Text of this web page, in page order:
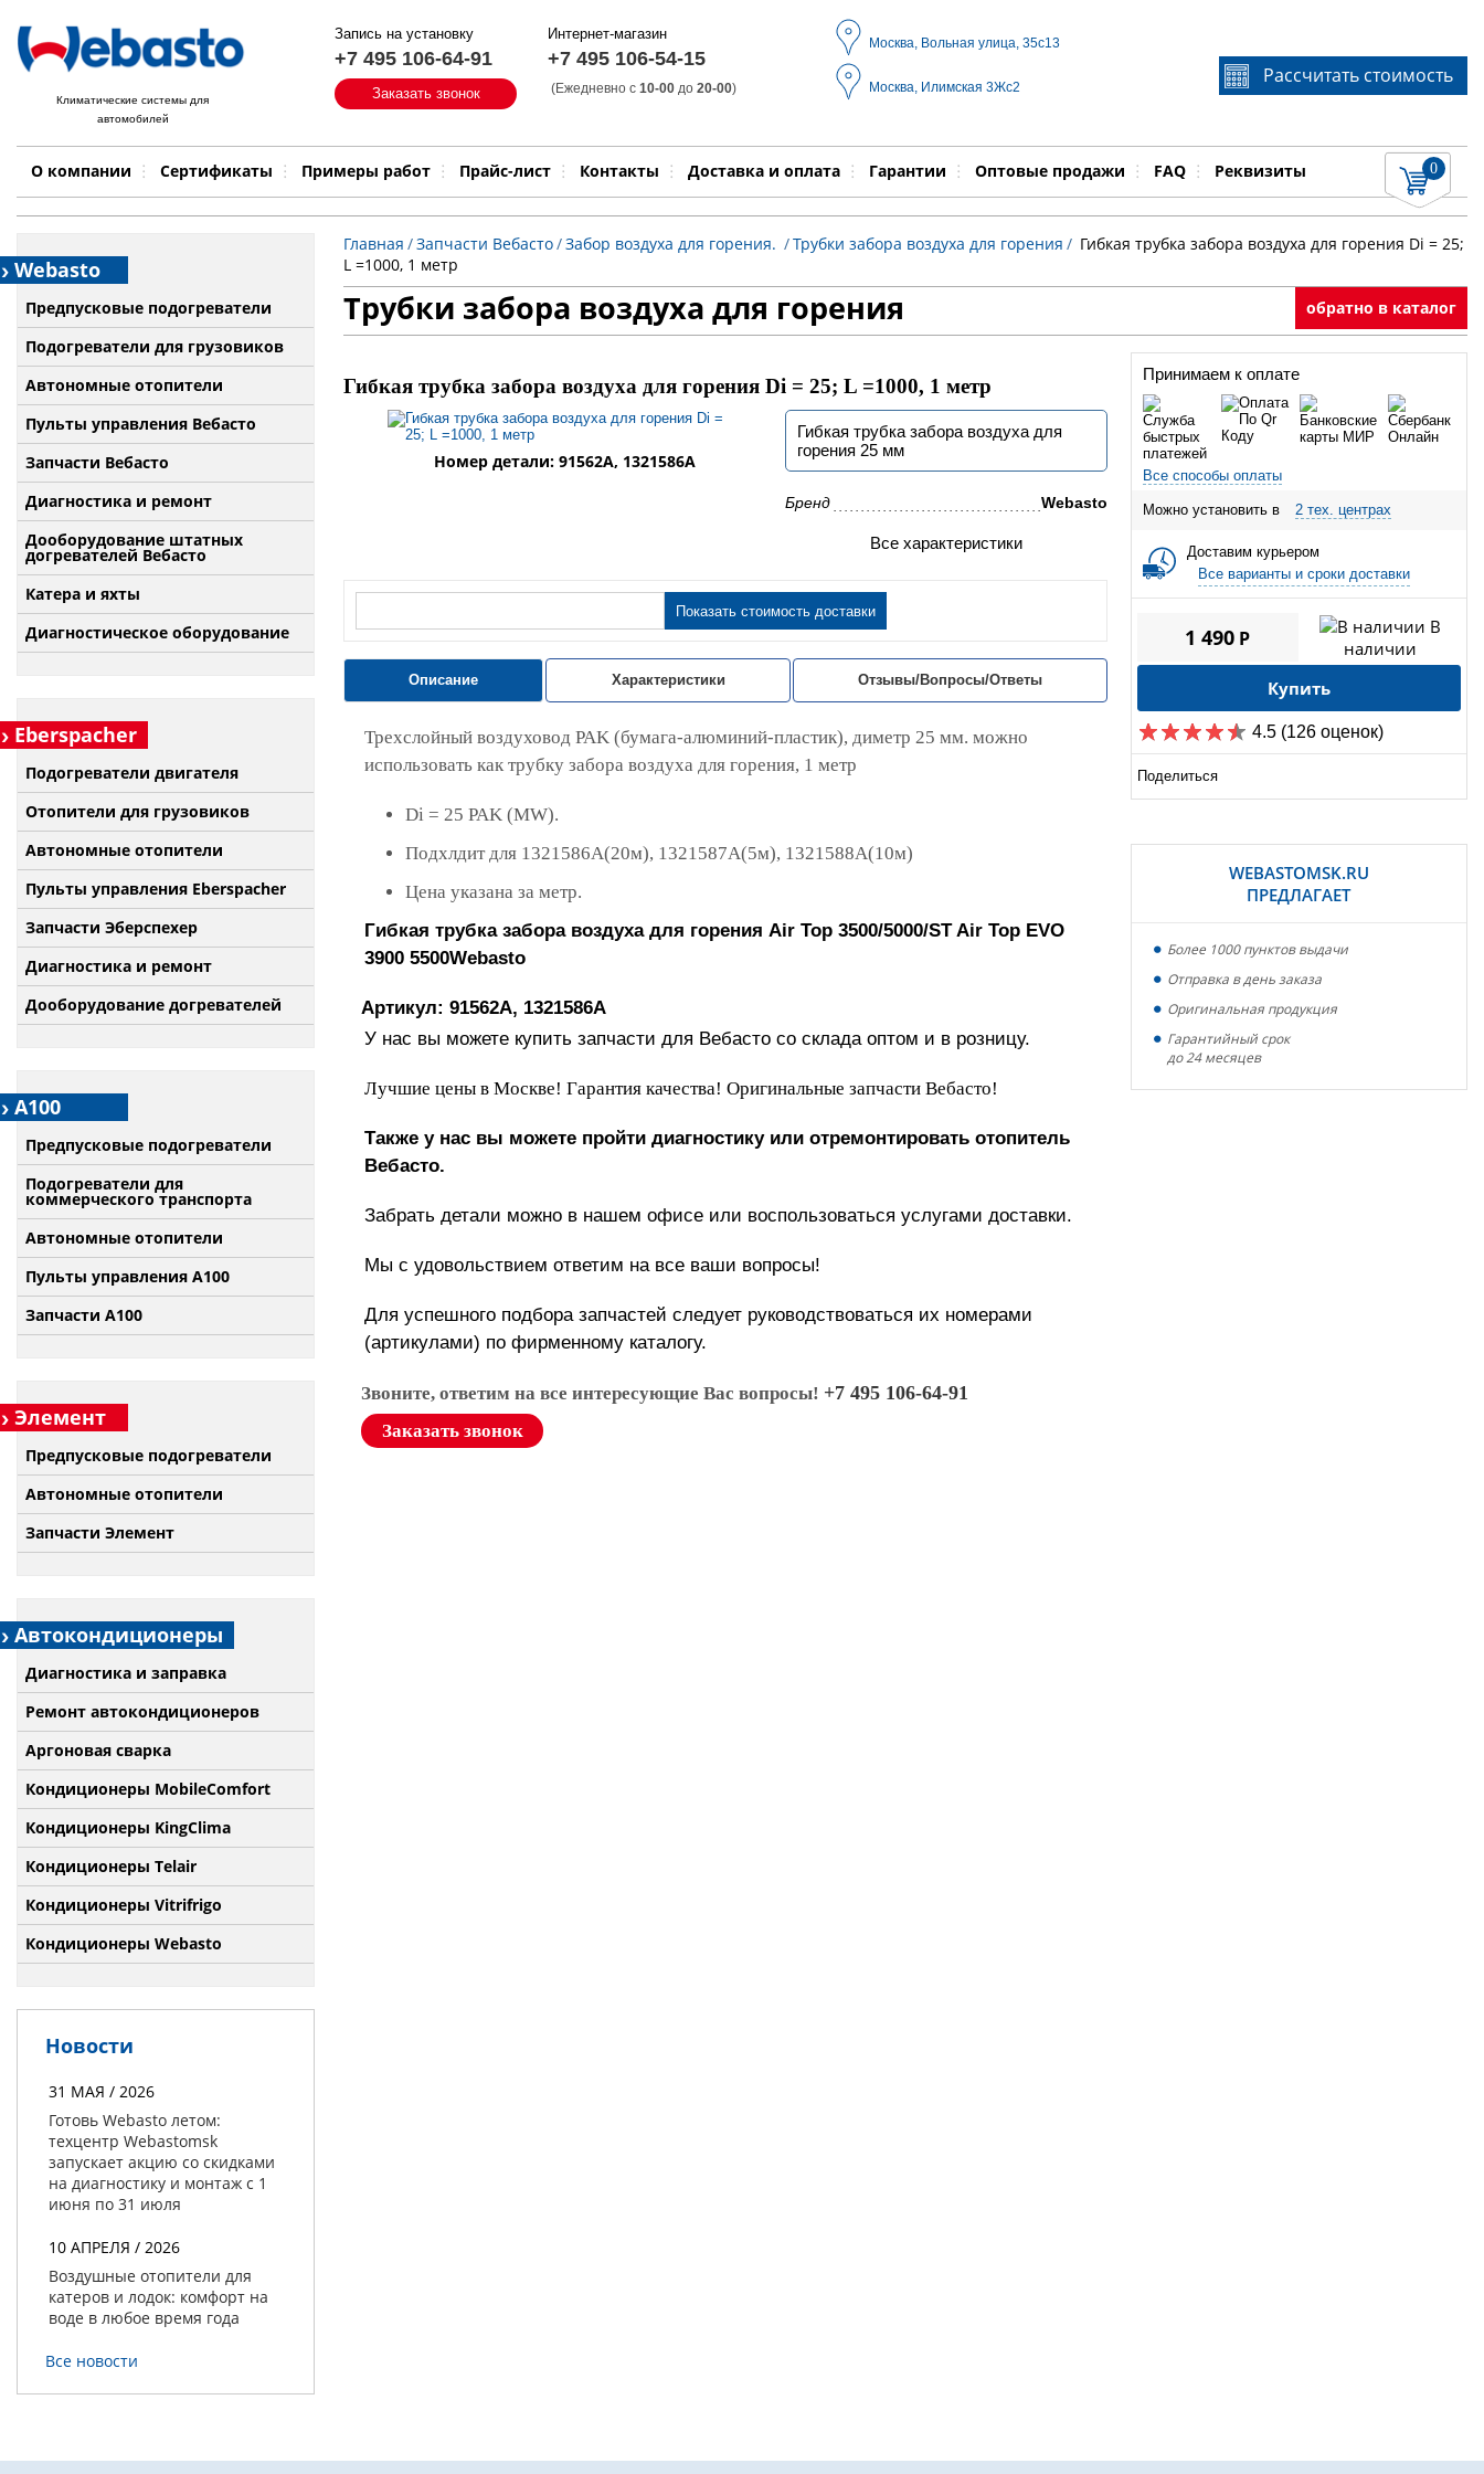
Климатические системы для
автомобилей
Запись на установку
+7 495 106-64-91
Заказать звонок
Интернет-магазин
+7 495 106-54-15
(Ежедневно с 10-00 до 20-00)
Москва, Вольная улица, 35с13
Москва, Илимская 3Жс2
Рассчитать стоимость
О компании Сертификаты Примеры работ Прайс-лист Контакты Доставка и оплата Гарантии Оптовые продажи FAQ Реквизиты 0
Быстрый поиск:
Если Вы не знаете идентификационный номер
запчасти, звоните по телефону+7 495 106-64-91, мы
Примеры работ Бренд Модель Выполняемые работы
Webasto
Предпусковые подогреватели
Подогреватели для грузовиков
Автономные отопители
Пульты управления Вебасто
Запчасти Вебасто
Диагностика и ремонт
Дооборудование штатных
догревателей Вебасто
Катера и яхты
Диагностическое оборудование
Eberspacher
Подогреватели двигателя
Отопители для грузовиков
Автономные отопители
Пульты управления Eberspacher
Запчасти Эберспехер
Диагностика и ремонт
Дооборудование догревателей
А100
Предпусковые подогреватели
Подогреватели для
коммерческого транспорта
Автономные отопители
Пульты управления A100
Запчасти А100
Элемент
Предпусковые подогреватели
Автономные отопители
Запчасти Элемент
Автокондиционеры
Диагностика и заправка
Ремонт автокондиционеров
Аргоновая сварка
Кондиционеры MobileComfort
Кондиционеры KingClima
Кондиционеры Telair
Кондиционеры Vitrifrigo
Кондиционеры Webasto
Новости
31 МАЯ / 2026
Готовь Webasto летом:
техцентр Webastomsk
запускает акцию со скидками
на диагностику и монтаж с 1
июня по 31 июля
10 АПРЕЛЯ / 2026
Воздушные отопители для
катеров и лодок: комфорт на
воде в любое время года
Все новости
Главная /Запчасти Вебасто/Забор воздуха для горения. /Трубки забора воздуха для горения / Гибкая трубка забора воздуха для горения Di = 25;
L =1000, 1 метр
обратно в каталог
Трубки забора воздуха для горения
Принимаем к оплате
Все способы оплаты
Можно установить в 2 тех. центрах
Доставим курьером
Все варианты и сроки доставки
1 490 P
В
наличии
Купить
4.5 (126 оценок)
Поделиться
WEBASTOMSK.RU
ПРЕДЛАГАЕТ
Более 1000 пунктов выдачи
Отправка в день заказа
Оригинальная продукция
Гарантийный срок
до 24 месяцев
Гибкая трубка забора воздуха для горения Di = 25; L =1000, 1 метр
Номер детали: 91562A, 1321586A
Гибкая трубка забора воздуха для
горения 25 мм
Бренд Webasto
Все характеристики
Показать стоимость доставки
Описание Характеристики Отзывы/Вопросы/Ответы
Трехслойный воздуховод PAK (бумага-алюминий-пластик), диметр 25 мм. можно
использовать как трубку забора воздуха для горения, 1 метр
Di = 25 PAK (MW).
Подхлдит для 1321586A(20м), 1321587A(5м), 1321588A(10м)
Цена указана за метр.
Гибкая трубка забора воздуха для горения Air Top 3500/5000/ST Air Top EVO
3900 5500Webasto
Артикул: 91562A, 1321586A
У нас вы можете купить запчасти для Вебасто со склада оптом и в розницу.
Лучшие цены в Москве! Гарантия качества! Оригинальные запчасти Вебасто!
Также у нас вы можете пройти диагностику или отремонтировать отопитель
Вебасто.
Забрать детали можно в нашем офисе или воспользоваться услугами доставки.
Мы с удовольствием ответим на все ваши вопросы!
Для успешного подбора запчастей следует руководствоваться их номерами
(артикулами) по фирменному каталогу.
Звоните, ответим на все интересующие Вас вопросы! +7 495 106-64-91
Заказать звонок